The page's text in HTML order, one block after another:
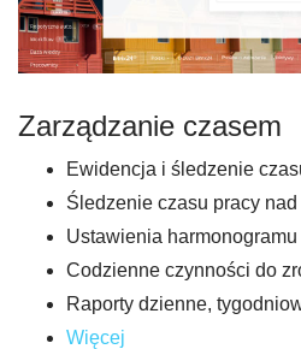
Zarządzanie czasem
Ewidencja i śledzenie
Śledzenie czasu pracy
Ustawienia harmonogramu
Codzienne czynności do
Raporty dzienne,
Więcej